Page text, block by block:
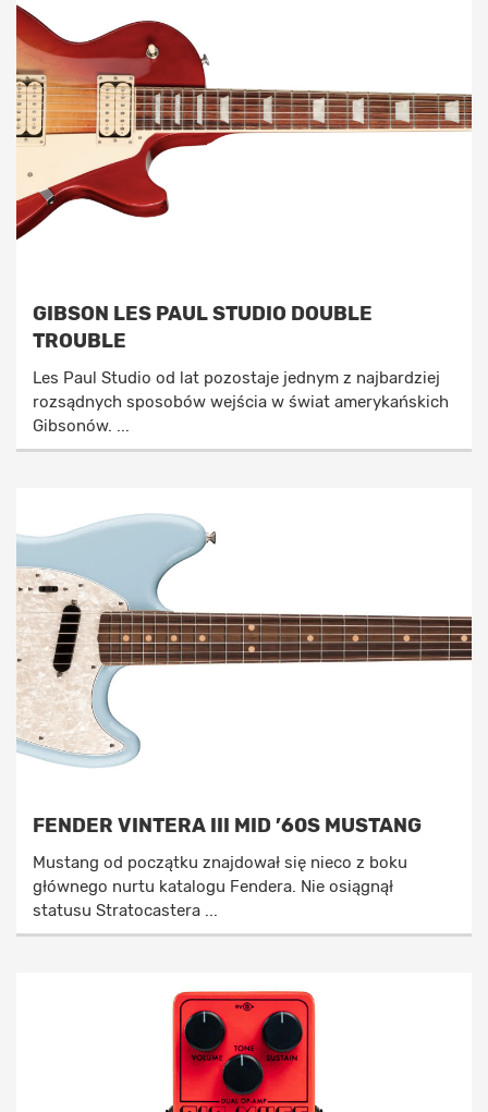
GIBSON LES PAUL STUDIO DOUBLE
TROUBLE
Les Paul Studio od lat pozostaje jednym z najbardziej
rozsądnych sposobów wejścia w świat amerykańskich
Gibsonów. ...
FENDER VINTERA III MID ’60S MUSTANG
Mustang od początku znajdował się nieco z boku
głównego nurtu katalogu Fendera. Nie osiągnął
statusu Stratocastera ...